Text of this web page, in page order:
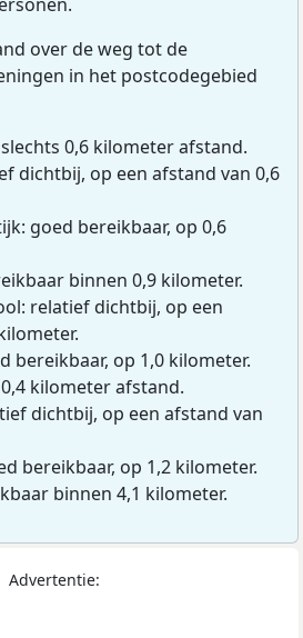
over de weg tot de
in het postcodegebied
0,6 kilometer afstand.
dichtbij, op een afstand van 0,6
goed bereikbaar, op 0,6
binnen 0,9 kilometer.
relatief dichtbij, op een
bereikbaar, op 1,0 kilometer.
kilometer afstand.
dichtbij, op een afstand van
bereikbaar, op 1,2 kilometer.
binnen 4,1 kilometer.
Advertentie: